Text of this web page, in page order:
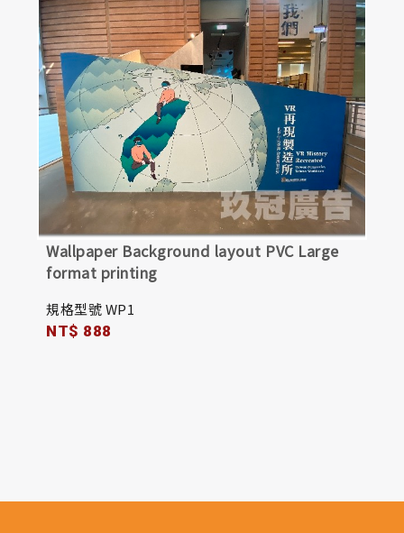
Wallpaper Background layout PVC Large
format printing
規格型號 WP1
NT$ 888